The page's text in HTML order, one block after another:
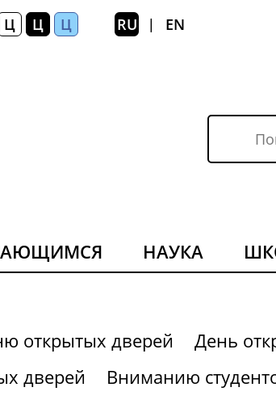
Ц Ц Ц RU EN
НАУКА
открытых дверей
День
дверей
Вниманию